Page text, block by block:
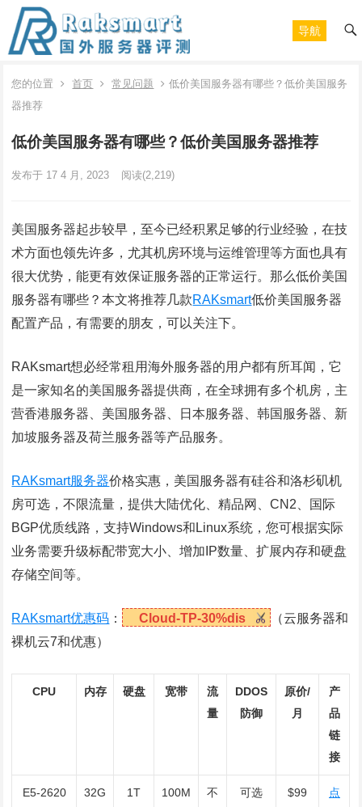
导航
您的位置 首页 常见问题
低价美国服务器有哪些？低价美国服务
器推荐
低价美国服务器有哪些？低价美国服务器推荐
发布于 17 4 月, 2023 阅读(2,219)
美国服务器起步较早，至今已经积累足够的行业经验，在技
术方面也领先许多，尤其机房环境与运维管理等方面也具有
很大优势，能更有效保证服务器的正常运行。那么低价美国
服务器有哪些？本文将推荐几款RAKsmart低价美国服务器
配置产品，有需要的朋友，可以关注下。
RAKsmart想必经常租用海外服务器的用户都有所耳闻，它
是一家知名的美国服务器提供商，在全球拥有多个机房，主
营香港服务器、美国服务器、日本服务器、韩国服务器、新
加坡服务器及荷兰服务器等产品服务。
RAKsmart服务器价格实惠，美国服务器有硅谷和洛杉矶机
房可选，不限流量，提供大陆优化、精品网、CN2、国际
BGP优质线路，支持Windows和Linux系统，您可根据实际
业务需要升级标配带宽大小、增加IP数量、扩展内存和硬盘
存储空间等。
RAKsmart优惠码 ： Cloud-TP-30%dis
（云服务器和
裸机云7和优惠）
CPU 内存 硬盘 宽带
流
量
DDOS
防御
原价/
月
产
品
链
接
E5-2620 32G
1T
100M
不
可选 $99
点